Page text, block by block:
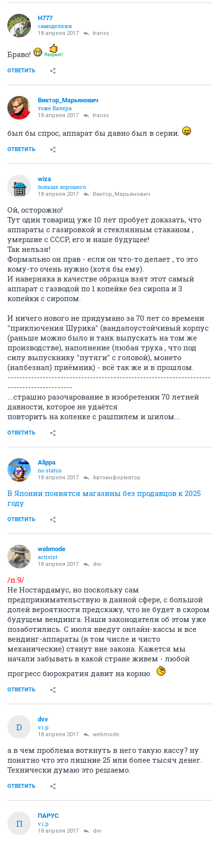
H777
самоделкин
18 апреля 2017 transs
Браво!
ОТВЕТИТЬ
Виктор_Марьянович
тоже Валера
18 апреля 2017 transs
был бы спрос, аппарат бы давно был в серии.
ОТВЕТИТЬ
wiza
больше хорошего
18 апреля 2017 Виктор_Марьянович
Ой, осторожно!
Тут один товарищ уже 10 лет пробует доказать, что
аппараты с газировкой и стеклянным стаканом ,
умершие с СССР, его и наше будущее!
Так нельзя!
Формально он прав - если он что-то делает , то это
кому-то очень нужно (хотя бы ему).
И наверняка в качестве образца взят этот самый
аппарат с газводой по 1 копейке без сиропа и 3
копейки с сиропом.
И ничего нового не придумано за 70 лет со времени
"приключения Шурика" (вандалоустойчивый корпус
(раньше можно было и танк выпускать на том же
производстве), наполнение (любая труха , что под
силу выпускнику "путяги" с головой), монето
(налбезнал) приёмник) - всё так же и в прошлом.
---------------------------------------------------------------------
----------------------
...страшно разочарование в изобретении 70 летней
давности, которое не удаётся
повторить на коленке с рашпилем и шилом...
ОТВЕТИТЬ
Alippa
no status
18 апреля 2017 Автоинформатор
В Японии появятся магазины без продавцов к 2025
году
ОТВЕТИТЬ
webmode
activist
18 апреля 2017 dvv
/п.9/
Не Ностардамус, но поскольку сам
предпринимательствую в данной сфере, с большой
долей вероятности предскажу, что не будет в скором
будущем вендинга. Наши законодатели об этом уже
позаботились. С июля введут онлайн-кассы и все
вендинг-аппараты (в том числе и чисто
механические) станут вне закона. Кажется мы
начали забывать в какой стране живем - любой
прогресс бюрократия давит на корню
ОТВЕТИТЬ
D
dvv
v.i.p.
18 апреля 2017 webmode
а в чем проблема воткнуть в него такую кассу? ну
понятно что это лишние 25 или более тысяч денег.
Технически думаю это решаемо.
ОТВЕТИТЬ
П
ПАРУС
v.i.p.
18 апреля 2017 dvv